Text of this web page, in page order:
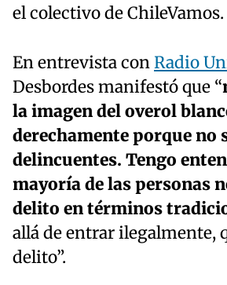
el colectivo de ChileVamos.
En entrevista conRadio
Desbordes manifestó que “
la imagen del overol
derechamente porque no
delincuentes. Tengo
mayoría de las personas
delito en términos
allá de entrar ilegalmente,
delito”.